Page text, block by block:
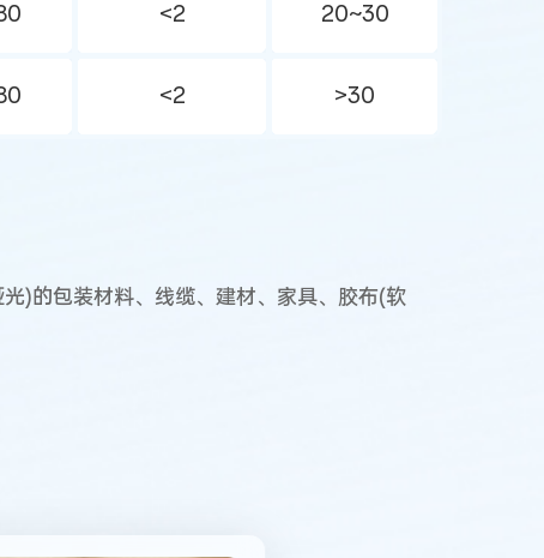
<2 20~30
<2 >30
)的包装材料、线缆、建材、家具、胶布(软